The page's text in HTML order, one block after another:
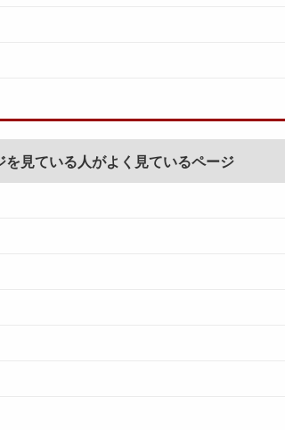
を見ている人がよく見ているページ